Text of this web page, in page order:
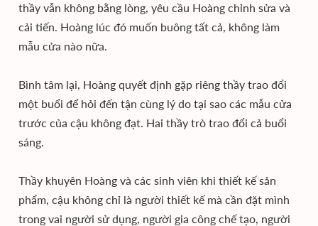
thầy vẫn không bằng lòng, yêu cầu Hoàng chỉnh sửa và
cải tiến. Hoàng lúc đó muốn buông tất cả, không làm
mẫu cửa nào nữa.
Bình tâm lại, Hoàng quyết định gặp riêng thầy trao đổi
một buổi để hỏi đến tận cùng lý do tại sao các mẫu cửa
trước của cậu không đạt. Hai thầy trò trao đổi cả buổi
sáng.
Thầy khuyên Hoàng và các sinh viên khi thiết kế sản
phẩm, cậu không chỉ là người thiết kế mà cần đặt mình
trong vai người sử dụng, người gia công chế tạo, người